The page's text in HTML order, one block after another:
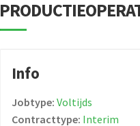
Info
Jobtype:Voltijds
Contracttype: Interim